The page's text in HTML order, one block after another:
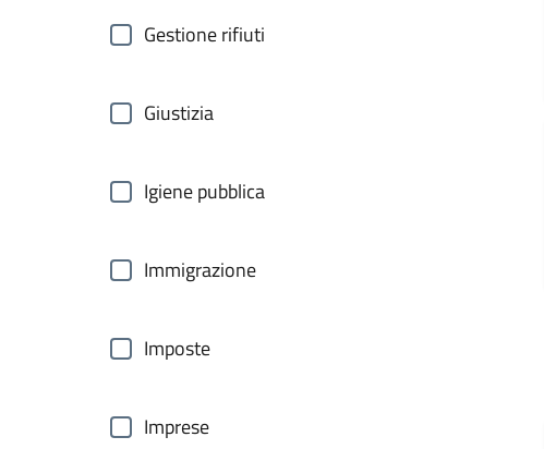
Gestione rifiuti
Giustizia
Igiene pubblica
Immigrazione
Imposte
Imprese